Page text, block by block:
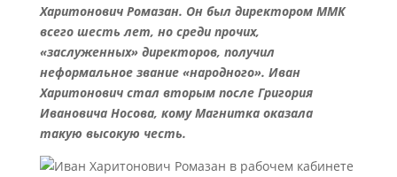
Харитонович Ромазан. Он был директором ММК
всего шесть лет, но среди прочих,
«заслуженных» директоров, получил
неформальное звание «народного». Иван
Харитонович стал вторым после Григория
Ивановича Носова, кому Магнитка оказала
такую высокую честь.